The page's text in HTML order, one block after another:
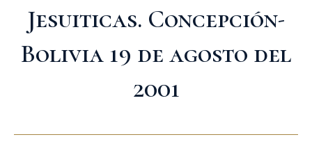
Jesuiticas. Concepción-
Bolivia 19 de agosto del
2001